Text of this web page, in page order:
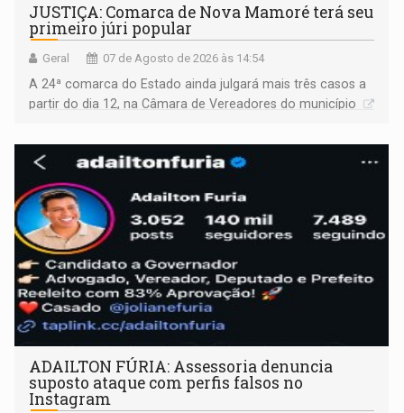
JUSTIÇA: Comarca de Nova Mamoré terá seu
primeiro júri popular
Geral 07 de Agosto de 2026 às 14:54
A 24ª comarca do Estado ainda julgará mais três casos a
partir do dia 12, na Câmara de Vereadores do município
ADAILTON FÚRIA: Assessoria denuncia
suposto ataque com perfis falsos no
Instagram